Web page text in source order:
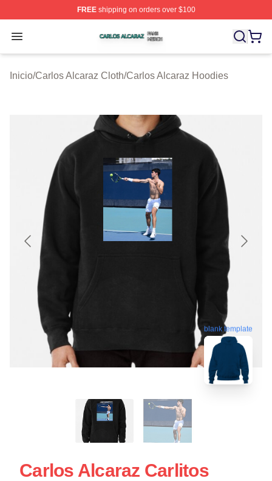
FREEshipping on orders over $100
Open menu
Carlos Alcaraz Shop ⚡️ Officially Licensed Carlos
Inicio/Carlos Alcaraz Cloth/Carlos Alcaraz Hoodies
blank template
Carlos Alcaraz Carlitos